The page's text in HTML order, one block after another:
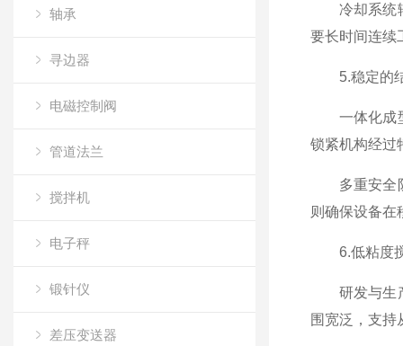
轴承
寻边器
电磁控制阀
管道法兰
搅拌机
电子秤
锻针仪
差压变送器
冷却系统辅
要长时间连续
5.稳定的结
一体化成型
锁紧机构经过
多重安全防
则确保设备在
6.低粘度搅
研发与生产
围宽泛，支持